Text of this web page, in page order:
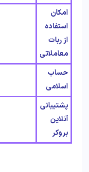
امکان
استفاده
از ربات
معاملاتی
حساب
اسلامی
پشتیبانی
آنلاین
بروکر